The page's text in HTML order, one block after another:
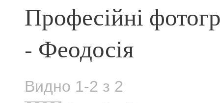
Професійні
- Феодосія
Видно 1-2 з 2